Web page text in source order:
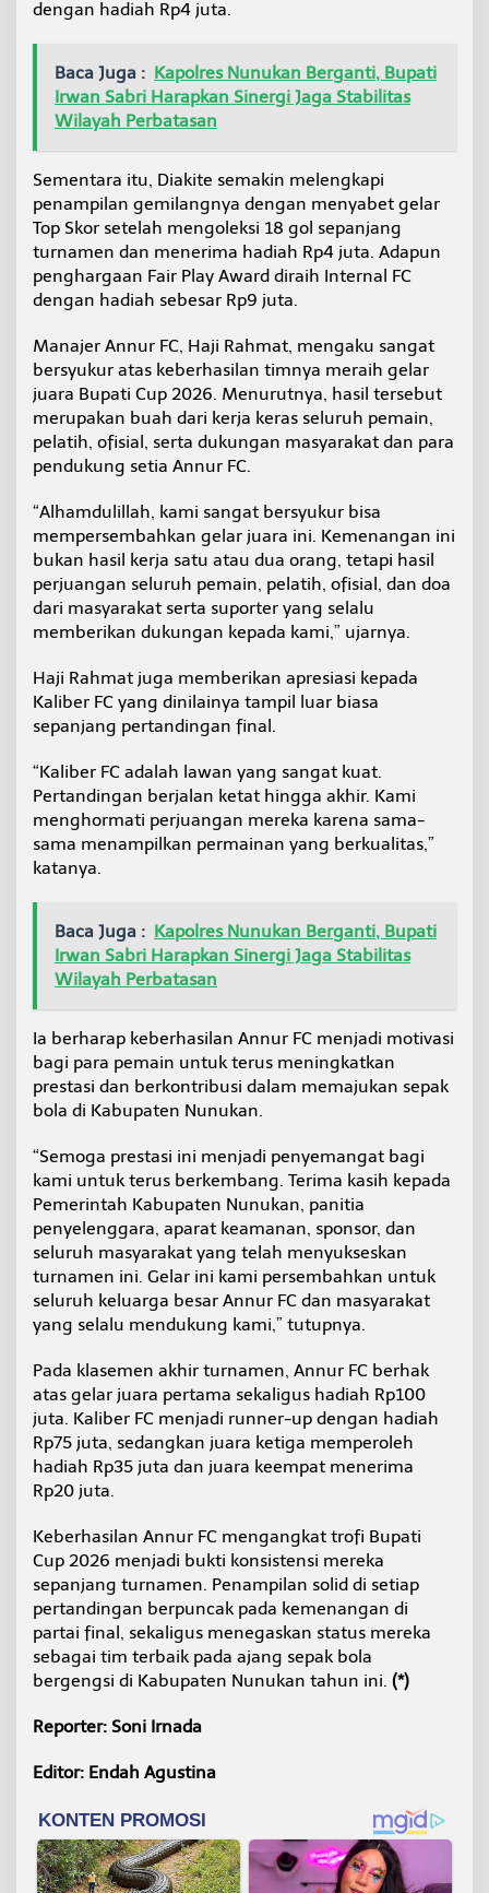
dengan hadiah Rp4 juta.
Baca Juga : Kapolres Nunukan Berganti, Bupati
Irwan Sabri Harapkan Sinergi Jaga Stabilitas
Wilayah Perbatasan
Sementara itu, Diakite semakin melengkapi
penampilan gemilangnya dengan menyabet gelar
Top Skor setelah mengoleksi 18 gol sepanjang
turnamen dan menerima hadiah Rp4 juta. Adapun
penghargaan Fair Play Award diraih Internal FC
dengan hadiah sebesar Rp9 juta.
Manajer Annur FC, Haji Rahmat, mengaku sangat
bersyukur atas keberhasilan timnya meraih gelar
juara Bupati Cup 2026. Menurutnya, hasil tersebut
merupakan buah dari kerja keras seluruh pemain,
pelatih, ofisial, serta dukungan masyarakat dan para
pendukung setia Annur FC.
“Alhamdulillah, kami sangat bersyukur bisa
mempersembahkan gelar juara ini. Kemenangan ini
bukan hasil kerja satu atau dua orang, tetapi hasil
perjuangan seluruh pemain, pelatih, ofisial, dan doa
dari masyarakat serta suporter yang selalu
memberikan dukungan kepada kami,” ujarnya.
Haji Rahmat juga memberikan apresiasi kepada
Kaliber FC yang dinilainya tampil luar biasa
sepanjang pertandingan final.
“Kaliber FC adalah lawan yang sangat kuat.
Pertandingan berjalan ketat hingga akhir. Kami
menghormati perjuangan mereka karena sama-
sama menampilkan permainan yang berkualitas,”
katanya.
Baca Juga : Kapolres Nunukan Berganti, Bupati
Irwan Sabri Harapkan Sinergi Jaga Stabilitas
Wilayah Perbatasan
Ia berharap keberhasilan Annur FC menjadi motivasi
bagi para pemain untuk terus meningkatkan
prestasi dan berkontribusi dalam memajukan sepak
bola di Kabupaten Nunukan.
“Semoga prestasi ini menjadi penyemangat bagi
kami untuk terus berkembang. Terima kasih kepada
Pemerintah Kabupaten Nunukan, panitia
penyelenggara, aparat keamanan, sponsor, dan
seluruh masyarakat yang telah menyukseskan
turnamen ini. Gelar ini kami persembahkan untuk
seluruh keluarga besar Annur FC dan masyarakat
yang selalu mendukung kami,” tutupnya.
Pada klasemen akhir turnamen, Annur FC berhak
atas gelar juara pertama sekaligus hadiah Rp100
juta. Kaliber FC menjadi runner-up dengan hadiah
Rp75 juta, sedangkan juara ketiga memperoleh
hadiah Rp35 juta dan juara keempat menerima
Rp20 juta.
Keberhasilan Annur FC mengangkat trofi Bupati
Cup 2026 menjadi bukti konsistensi mereka
sepanjang turnamen. Penampilan solid di setiap
pertandingan berpuncak pada kemenangan di
partai final, sekaligus menegaskan status mereka
sebagai tim terbaik pada ajang sepak bola
bergengsi di Kabupaten Nunukan tahun ini. (*)
Reporter: Soni Irnada
Editor: Endah Agustina